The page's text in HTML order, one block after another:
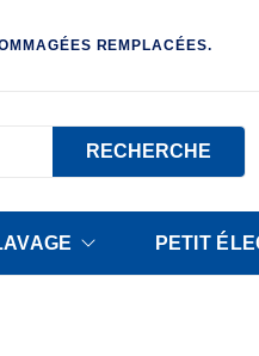
REMPLACÉES.
RECHERCHE
PETIT